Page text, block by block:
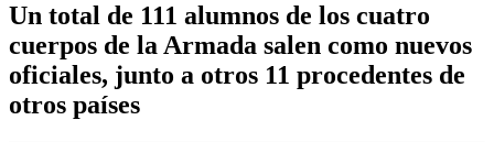
Un total de 111 alumnos de los cuatro
cuerpos de la Armada salen como nuevos
oficiales, junto a otros 11 procedentes de
otros países